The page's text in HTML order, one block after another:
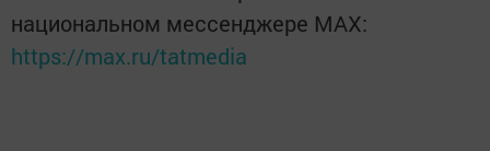
национальном мессенджере MАХ:
https://max.ru/tatmedia